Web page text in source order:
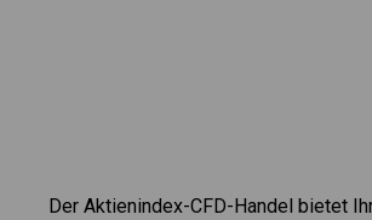
Der Aktienindex-CFD-Handel bietet